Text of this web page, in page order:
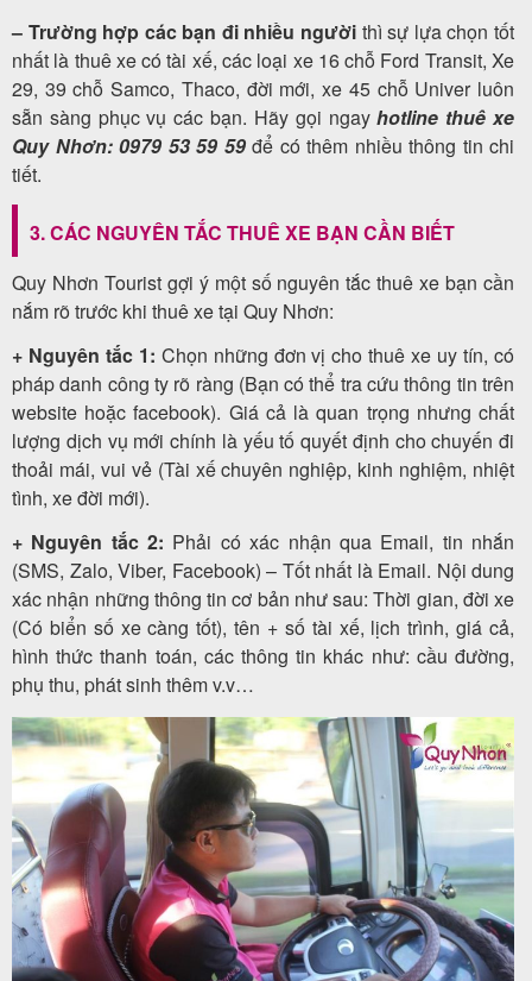
– Trường hợp các bạn đi nhiều người thì sự lựa chọn tốt
nhất là thuê xe có tài xế, các loại xe 16 chỗ Ford Transit, Xe
29, 39 chỗ Samco, Thaco, đời mới, xe 45 chỗ Univer luôn
sẵn sàng phục vụ các bạn. Hãy gọi ngayhotline thuê xe
Quy Nhơn: 0979 53 59 59để có thêm nhiều thông tin chi
tiết.
3. CÁC NGUYÊN TẮC THUÊ XE BẠN CẦN BIẾT
Quy Nhơn Tourist gợi ý một số nguyên tắc thuê xe bạn cần
nắm rõ trước khi thuê xe tại Quy Nhơn:
+ Nguyên tắc 1: Chọn những đơn vị cho thuê xe uy tín, có
pháp danh công ty rõ ràng (Bạn có thể tra cứu thông tin trên
website hoặc facebook). Giá cả là quan trọng nhưng chất
lượng dịch vụ mới chính là yếu tố quyết định cho chuyến đi
thoải mái, vui vẻ (Tài xế chuyên nghiệp, kinh nghiệm, nhiệt
tình, xe đời mới).
+ Nguyên tắc 2: Phải có xác nhận qua Email, tin nhắn
(SMS, Zalo, Viber, Facebook) – Tốt nhất là Email. Nội dung
xác nhận những thông tin cơ bản như sau: Thời gian, đời xe
(Có biển số xe càng tốt), tên + số tài xế, lịch trình, giá cả,
hình thức thanh toán, các thông tin khác như: cầu đường,
phụ thu, phát sinh thêm v.v…